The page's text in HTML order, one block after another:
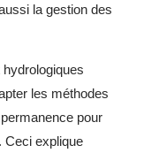
la gestion des
les méthodes
pour
. Ceci explique